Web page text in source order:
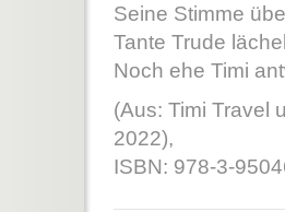
Seine Stimme
Tante Trude
Noch ehe Timi
(Aus: Timi Travel
2022),
ISBN: 978-3-